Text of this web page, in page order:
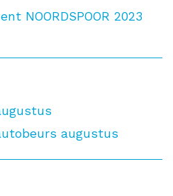
NOORDSPOOR 2023
augustus